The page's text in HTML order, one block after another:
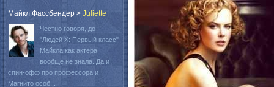
Майкл Фассбендер > Juliette
Честно говоря, до
"Людей Х: Первый класс"
Майкла как актера
вообще не знала. Да и
спин-офф про профессора и
Магнито особ...